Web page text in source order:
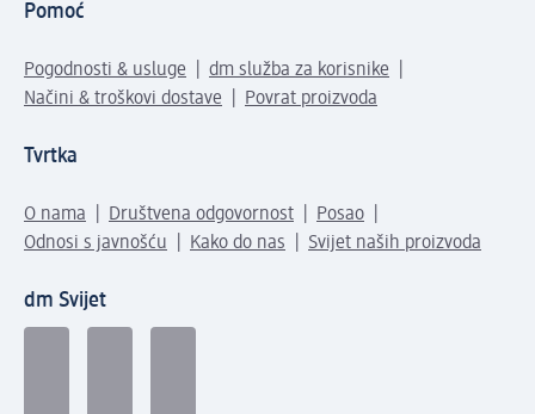
Pomoć
Pogodnosti & usluge
dm služba za korisnike
Načini & troškovi dostave
Povrat proizvoda
Tvrtka
O nama Društvena odgovornost
Posao
Odnosi s javnošću
Kako do nas Svijet naših proizvoda
dm Svijet